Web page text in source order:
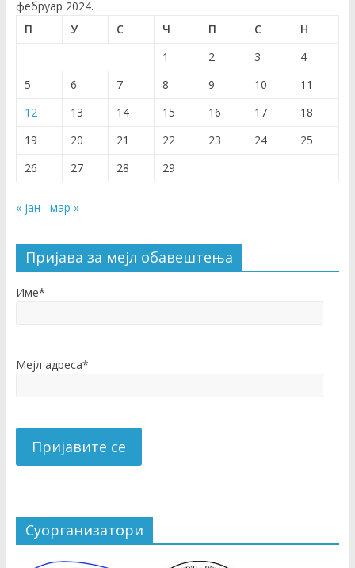
фебруар 2024.
П
У С Ч П С
Н
1
2 3
4
5
6 7 8 9 10
11
12
13 14 15 16 17
18
19
20 21 22 23 24
25
26
27 28 29
« јан мар »
Пријава за мејл обавештења
Име*
Мејл адреса*
Суорганизатори